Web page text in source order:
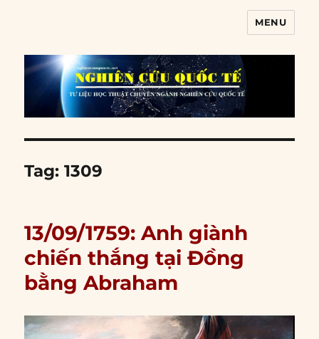
MENU
Tag:1309
13/09/1759: Anh giành
chiến thắng tại Đồng
bằng Abraham